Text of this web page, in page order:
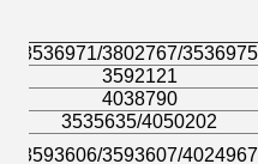
3536971/3802767/3536975
3592121
4038790
3535635/4050202
3593606/3593607/4024967